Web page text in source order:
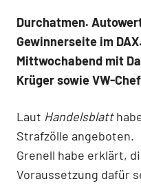
Durchatmen.
Gewinnerseite im
Mittwochabend mit
Krüger sowie VW-
Laut Handelsblatt
Strafzölle angeboten.
Grenell habe erklärt,
Voraussetzung dafür